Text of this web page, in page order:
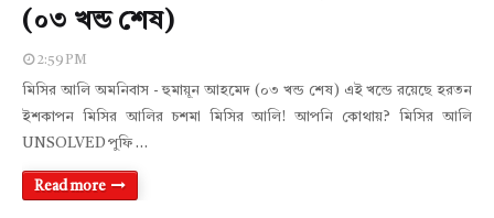
(০৩ খন্ড শেষ)
2:59 PM
মিসির আলি অমনিবাস - হুমায়ূন আহমেদ (০৩ খন্ড শেষ) এই খন্ডে রয়েছে হরতন
ইশকাপন মিসির আলির চশমা মিসির আলি! আপনি কোথায়? মিসির আলি
UNSOLVED পুফি …
Read more